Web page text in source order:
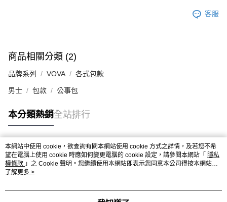
客服
商品相關分類 (2)
品牌系列 VOVA 各式包款
男士 包款 公事包
本分類熱銷全站排行
熱門標籤
本網站中使用 cookie，欲查詢有關本網站使用 cookie 方式之詳情，及若您不希
望在電腦上使用 cookie 時應如何變更電腦的 cookie 設定，請參閱本網站「 隱私
權條款 」之 Cookie 聲明。您繼續使用本網站即表示您同意本公司得按本網站使
用條款之 Cookie 聲明使用 cookie。
了解更多 >